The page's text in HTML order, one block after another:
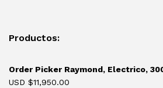
Productos:
Order Picker Raymond, Electrico,
USD $11,950.00